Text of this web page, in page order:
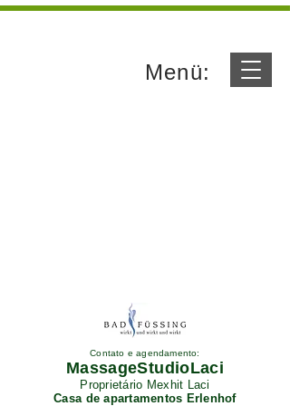
Menü:
Contato e agendamento:
MassageStudioLaci
Proprietário Mexhit Laci
Casa de apartamentos Erlenhof